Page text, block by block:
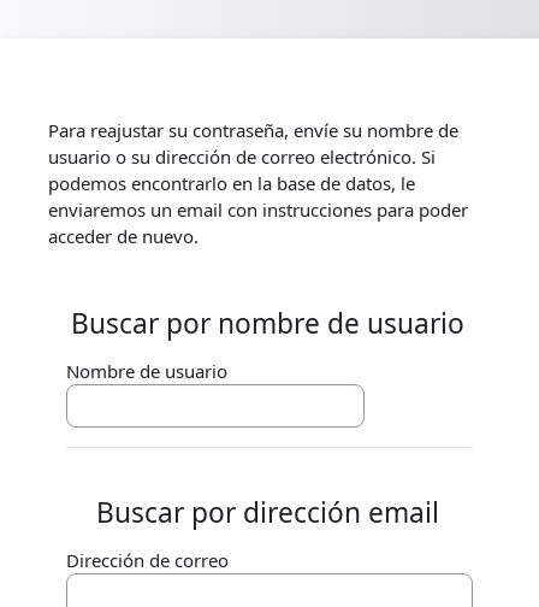
Para reajustar su contraseña, envíe su nombre de
usuario o su dirección de correo electrónico. Si
podemos encontrarlo en la base de datos, le
enviaremos un email con instrucciones para poder
acceder de nuevo.
Buscar por nombre de usuario
Nombre de usuario
Buscar por dirección email
Dirección de correo